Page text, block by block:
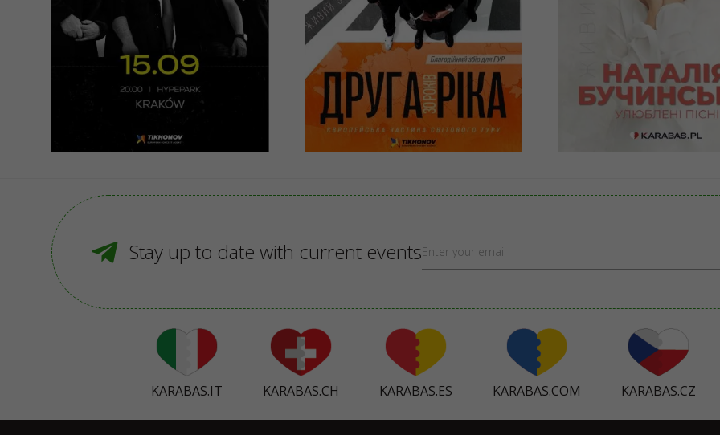
Kraków, Hype Park
149 - 169 PLN
Kraków, Hype Park
169 - 189 PLN
BUY
Kraków, Klub Kwadrat
130 - 190 PLN
BUY
Stay up to date with current events
KARABAS.IT KARABAS.CH KARABAS.ES KARABAS.COM KARABAS.CZ